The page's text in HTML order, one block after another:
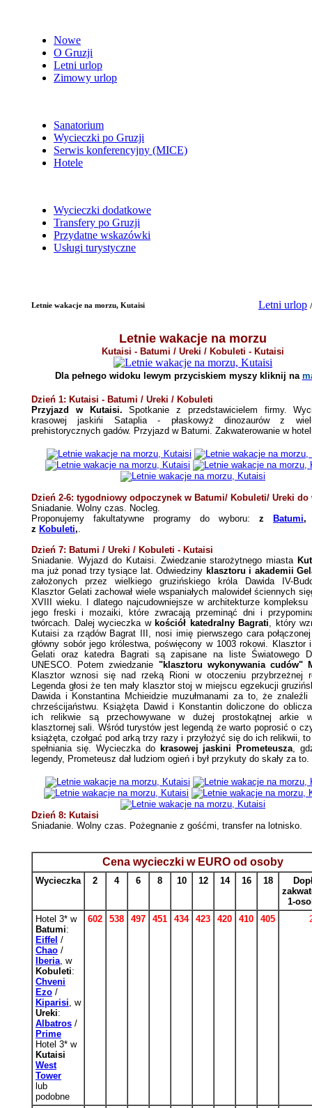
Nowe
O Gruzji
Letni urlop
Zimowy urlop
Sanatorium
Wycieczki po Gruzji
Serwis konferencyjny (MICE)
Hotele
Wycieczki dodatkowe
Transfery po Gruzji
Przydatne wskazówki
Usługi turystyczne
Letnie wakacje na morzu, Kutaisi Letni urlop
Letnie wakacje na morzu
Kutaisi - Batumi / Ureki / Kobuleti - Kutaisi
Dla pełnego widoku lewym przyciskiem myszy kliknij na
Dzień 1: Kutaisi - Batumi / Ureki / Kobuleti
Przyjazd w Kutaisi.Spotkanie z przedstawicielem firmy.
krasowej jaskińi Sataplia - płaskowyż dinozaurów z
prehistorycznych gadów. Przyjazd w Batumi. Zakwaterowanie w
Dzień 2-6: tygodniowy odpoczynek w Batumi/ Kobuleti/ Ureki do
Sniadanie. Wolny czas. Nocleg.
Proponujemy fakultatywne programy do wyboru: z Batumi,
z Kobuleti,.
Dzień 7: Batumi / Ureki / Kobuleti - Kutaisi
Sniadanie. Wyjazd do Kutaisi. Zwiedzanie starożytnego miasta
ma już ponad trzy tysiące lat. Odwiedziny klasztoru i akademii
założonych przez wielkiego gruzińskiego króla Dawida IV-
Klasztor Gelati zachował wiele wspaniałych malowideł ściennych
XVIII wieku. I dlatego najcudowniejsze w architekturze
jego freski i mozaiki, które zwracają przeminąć dni i
twórcach. Dalej wycieczka w kościół katedralny Bagrati, który
Kutaisi za rządów Bagrat III, nosi imię pierwszego cara
główny sobór jego królestwa, poświęcony w 1003 rokowi. Klasztor
Gelati oraz katedra Bagrati są zapisane na liste Światowego
UNESCO. Potem zwiedzanie "klasztoru wykonywania cudów"
Klasztor wznosi się nad rzeką Rioni w otoczeniu przybrzeżnej
Legenda głosi że ten mały klasztor stoj w miejscu egzekucji
Dawida i Konstantina Mchieidzie muzułmanami za to, że znaleźli
chrześcijaństwu. Książęta Dawid i Konstantin doliczone do
ich relikwie są przechowywane w dużej prostokątnej arkie
klasztornej sali. Wśród turystów jest legendą że warto poprosić o
książęta, czołgać pod arką trzy razy i przyłożyć się do ich relikwii,
spełniania się. Wycieczka dokrasowej jaskini Prometeusza,
legendy, Prometeusz dał ludziom ogień i był przykuty do skały za
Dzień 8: Kutaisi
Sniadanie. Wolny czas. Pożegnanie z gośćmi, transfer na lotnisko.
Cena wycieczki w EURO od osoby
Wycieczka 2 4 6 8 10 12 14 16 18
1-
Hotel 3* w
Batumi:
Eiffel /
Chao /
Iberia, w
Kobuleti:
Chveni
Ezo /
Kiparisi, w
Ureki:
Albatros /
Prime
Hotel 3* w
Kutaisi
West
Tower
lub
podobne
602 538 497 451 434 423 420 410 405